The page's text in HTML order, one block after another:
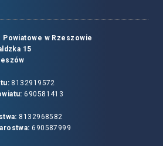
Powiatowe w Rzeszowie
15
8132919572
690581413
8132968582
690587999